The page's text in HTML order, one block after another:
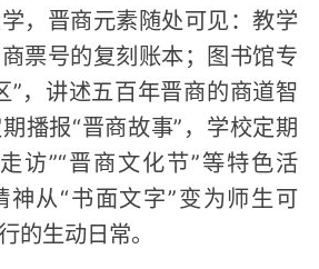
，晋商元素随处可见：教学
票号的复刻账本；图书馆专
”，讲述五百年晋商的商道智
播报“晋商故事”，学校定期
访”“晋商文化节”等特色活
神从“书面文字”变为师生可
的生动日常。